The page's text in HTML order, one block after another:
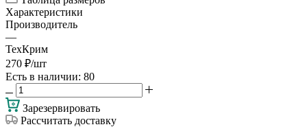
Характеристики
Производитель
—
ТехКрим
270 ₽/шт
Есть в наличии: 80
Зарезервировать
Рассчитать доставку